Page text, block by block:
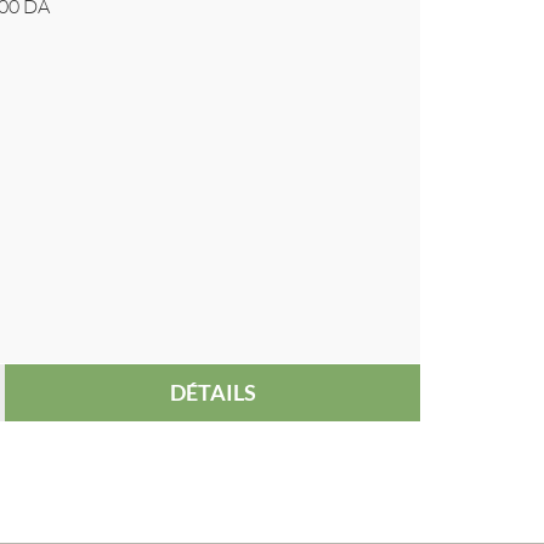
DA
DÉTAILS